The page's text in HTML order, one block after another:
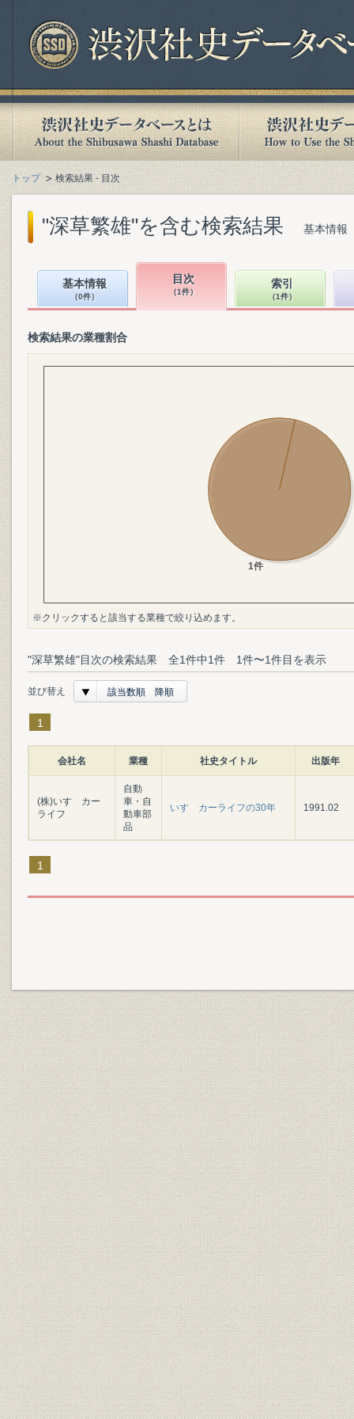
トップ 検索結果 - 目次
"深草繁雄"を含む検索結果 基本情報
基本情報
（0件）
目次
（1件）
索引
（1件）
検索結果の業種割合
※クリックすると該当する業種で絞り込めます。
"深草繁雄"目次の検索結果 全1件中1件 1件〜1件目を表示
並び替え 該当数順 降順
1
会社名 業種 社史タイトル 出版年
(株)いすゞカー
ライフ
自動
車・自
動車部
品
いすゞカーライフの30年 1991.02
1